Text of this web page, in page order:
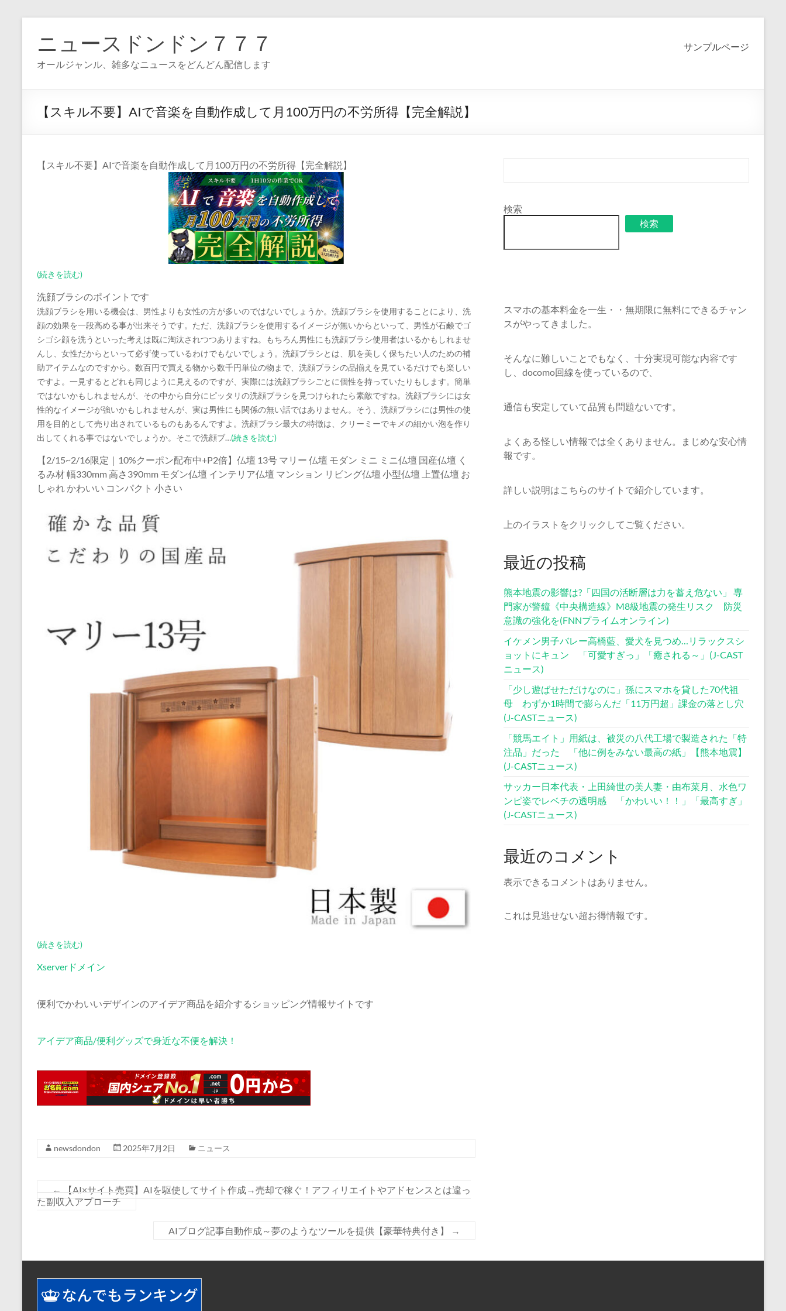
ニュースドンドン７７７
オールジャンル、雑多なニュースをどんどん配信します
サンプルページ
【スキル不要】AIで音楽を自動作成して月100万円の不労所得【完全解説】
【スキル不要】AIで音楽を自動作成して月100万円の不労所得【完全解説】
(続きを読む)
洗顔ブラシのポイントです
洗顔ブラシを用いる機会は、男性よりも女性の方が多いのではないでしょうか。洗顔ブラシを使用することにより、洗
顔の効果を一段高める事が出来そうです。ただ、洗顔ブラシを使用するイメージが無いからといって、男性が石鹸でゴ
シゴシ顔を洗うといった考えは既に淘汰されつつありますね。もちろん男性にも洗顔ブラシ使用者はいるかもしれませ
んし、女性だからといって必ず使っているわけでもないでしょう。洗顔ブラシとは、肌を美しく保ちたい人のための補
助アイテムなのですから。数百円で買える物から数千円単位の物まで、洗顔ブラシの品揃えを見ているだけでも楽しい
ですよ。一見するとどれも同じように見えるのですが、実際には洗顔ブラシごとに個性を持っていたりもします。簡単
ではないかもしれませんが、その中から自分にピッタリの洗顔ブラシを見つけられたら素敵ですね。洗顔ブラシには女
性的なイメージが強いかもしれませんが、実は男性にも関係の無い話ではありません。そう、洗顔ブラシには男性の使
用を目的として売り出されているものもあるんですよ。洗顔ブラシ最大の特徴は、クリーミーでキメの細かい泡を作り
出してくれる事ではないでしょうか。そこで洗顔ブ…(続きを読む)
【2/15~2/16限定｜10%クーポン配布中+P2倍】仏壇 13号 マリー 仏壇 モダン ミニ ミニ仏壇 国産仏壇 く
るみ材 幅330mm 高さ390mm モダン仏壇 インテリア仏壇 マンション リビング仏壇 小型仏壇 上置仏壇 お
しゃれ かわいい コンパクト 小さい
(続きを読む)
Xserverドメイン
便利でかわいいデザインのアイデア商品を紹介するショッピング情報サイトです
アイデア商品/便利グッズで身近な不便を解決！
newsdondon 2025年7月2日 ニュース
←
【AI×サイト売買】AIを駆使してサイト作成→売却で稼ぐ！アフィリエイトやアドセンスとは違っ
た副収入アプローチ
AIブログ記事自動作成～夢のようなツールを提供【豪華特典付き】 →
検索
検索
スマホの基本料金を一生・・無期限に無料にできるチャン
スがやってきました。
そんなに難しいことでもなく、十分実現可能な内容です
し、docomo回線を使っているので、
通信も安定していて品質も問題ないです。
よくある怪しい情報では全くありません。まじめな安心情
報です。
詳しい説明はこちらのサイトで紹介しています。
上のイラストをクリックしてご覧ください。
最近の投稿
熊本地震の影響は?「四国の活断層は力を蓄え危ない」 専
門家が警鐘《中央構造線》M8級地震の発生リスク 防災
意識の強化を(FNNプライムオンライン)
イケメン男子バレー高橋藍、愛犬を見つめ…リラックスシ
ョットにキュン 「可愛すぎっ」「癒される～」(J-CAST
ニュース)
「少し遊ばせただけなのに」孫にスマホを貸した70代祖
母 わずか1時間で膨らんだ「11万円超」課金の落とし穴
(J-CASTニュース)
「競馬エイト」用紙は、被災の八代工場で製造された「特
注品」だった 「他に例をみない最高の紙」【熊本地震】
(J-CASTニュース)
サッカー日本代表・上田綺世の美人妻・由布菜月、水色ワ
ンピ姿でレベチの透明感 「かわいい！！」「最高すぎ」
(J-CASTニュース)
最近のコメント
表示できるコメントはありません。
これは見逃せない超お得情報です。